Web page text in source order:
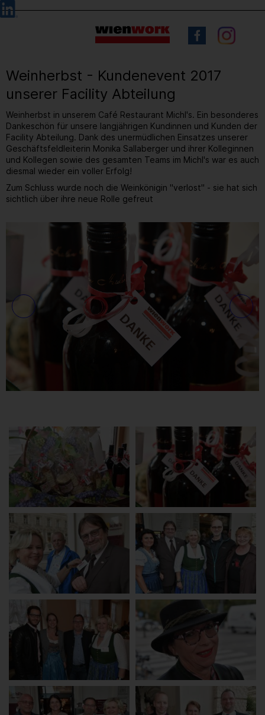
Barrierefreie
Bedienung
Sprachauswahl
Weinherbst - Kundenevent 2017
unserer Facility Abteilung
Weinherbst in unserem Café Restaurant Michl's. Ein besonderes
Dankeschön für unsere langjährigen Kundinnen und Kunden der
Facility Abteilung. Dank des unermüdlichen Einsatzes unserer
Geschäftsfeldleiterin Monika Sallaberger und ihrer Kolleginnen
und Kollegen sowie des gesamten Teams im Michl's war es auch
diesmal wieder ein voller Erfolg!
Zum Schluss wurde noch die Weinkönigin "verlost" - sie hat sich
sichtlich über ihre neue Rolle gefreut